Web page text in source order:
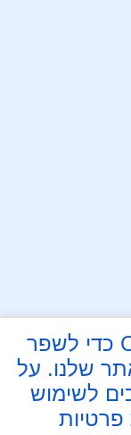
אנו משתמשים בקובצי Cookie כדי לשפר
שלנו. על
לשימוש
פרטיות